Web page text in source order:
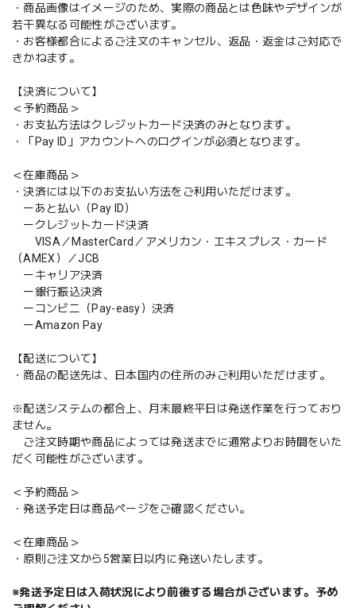
・商品画像はイメージのため、実際の商品とは色味やデザインが
若干異なる可能性がございます。
・お客様都合によるご注文のキャンセル、返品・返金はご対応で
きかねます。
【決済について】
＜予約商品＞
・お支払方法はクレジットカード決済のみとなります。
・「Pay ID」アカウントへのログインが必須となります。
＜在庫商品＞
・決済には以下のお支払い方法をご利用いただけます。
ーあと払い（Pay ID）
ークレジットカード決済
VISA／MasterCard／アメリカン・エキスプレス・カード
（AMEX）／JCB
ーキャリア決済
ー銀行振込決済
ーコンビニ（Pay-easy）決済
ーAmazon Pay
【配送について】
・商品の配送先は、日本国内の住所のみご利用いただけます。
※配送システムの都合上、月末最終平日は発送作業を行っており
ません。
ご注文時期や商品によっては発送までに通常よりお時間をいた
だく可能性がございます。
＜予約商品＞
・発送予定日は商品ページをご確認ください。
＜在庫商品＞
・原則ご注文から5営業日以内に発送いたします。
※発送予定日は入荷状況により前後する場合がございます。予め